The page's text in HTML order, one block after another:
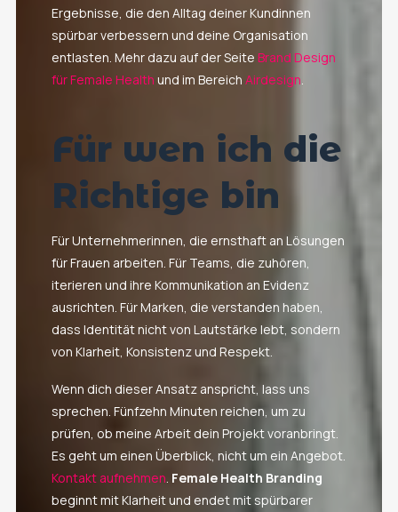
Ergebnisse, die den Alltag deiner Kundinnen
spürbar verbessern und deine Organisation
entlasten. Mehr dazu auf der Seite Brand Design
für Female Health und im Bereich Airdesign
Für wen ich die
Richtige bin
Für Unternehmerinnen, die ernsthaft an Lösungen
für Frauen arbeiten. Für Teams, die zuhören,
iterieren und ihre Kommunikation an Evidenz
ausrichten. Für Marken, die verstanden haben,
dass Identität nicht von Lautstärke lebt, sondern
von Klarheit, Konsistenz und Respekt.
Wenn dich dieser Ansatz anspricht, lass uns
sprechen. Fünfzehn Minuten reichen, um zu
prüfen, ob meine Arbeit dein Projekt voranbringt.
Es geht um einen Überblick, nicht um ein Angebot.
Kontakt aufnehmen Female Health Branding
beginnt mit Klarheit und endet mit spürbarer